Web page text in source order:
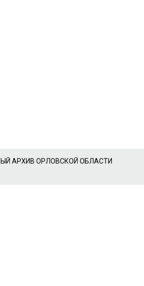
АРХИВ ОРЛОВСКОЙ ОБЛАСТИ